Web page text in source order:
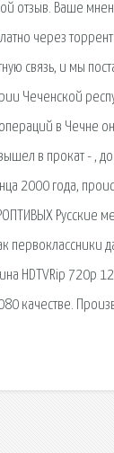
отзыв. Ваше
через
связь, и мы
Чеченской
в Чечне
в прокат - ,
2000 года,
Русские
первоклассники
HDTVRip 720p
качестве.